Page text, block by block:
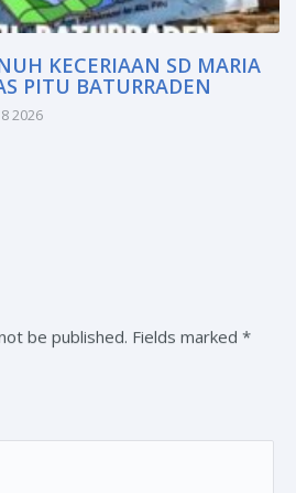
KECERIAAN SD MARIA
PITU BATURRADEN
2026
be published. Fields marked *